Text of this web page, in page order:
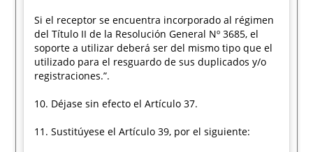
Si el receptor se encuentra incorporado al régimen
del Título II de la Resolución General Nº 3685, el
soporte a utilizar deberá ser del mismo tipo que el
utilizado para el resguardo de sus duplicados y/o
registraciones.”.
10. Déjase sin efecto el Artículo 37.
11. Sustitúyese el Artículo 39, por el siguiente: